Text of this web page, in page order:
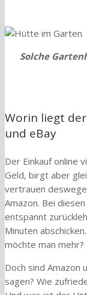
Solche
Worin liegt
und eBay
Der Einkauf online
Geld, birgt aber
vertrauen
Amazon. Bei
entspannt
Minuten
möchte man mehr?
Doch sind Amazon
sagen? Wie